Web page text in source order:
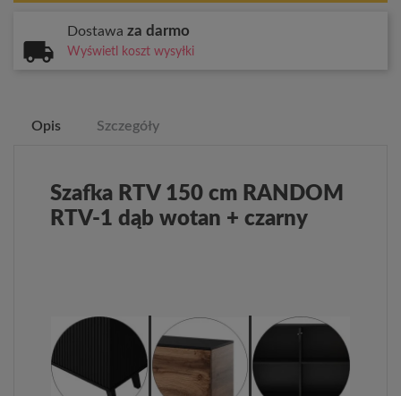
Dostawa za darmo
Wyświetl koszt wysyłki
Opis Szczegóły
Szafka RTV 150 cm RANDOM
RTV-1 dąb wotan + czarny